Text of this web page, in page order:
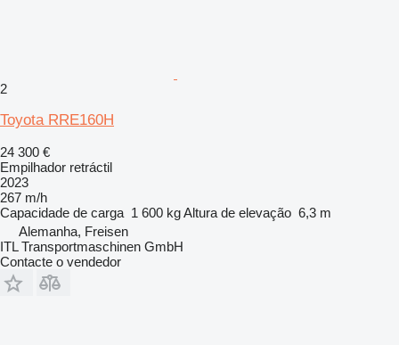
2
Toyota RRE160H
24 300 €
Empilhador retráctil
2023
267 m/h
Capacidade de carga 1 600 kgAltura de elevação 6,3 m
Alemanha, Freisen
ITL Transportmaschinen GmbH
Contacte o vendedor